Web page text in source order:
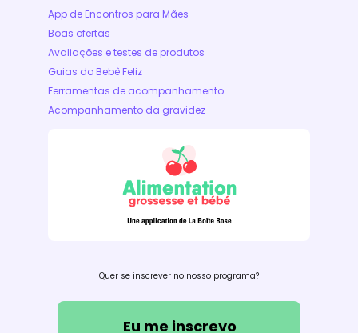
App de Encontros para Mães
Boas ofertas
Avaliações e testes de produtos
Guias do Bebê Feliz
Ferramentas de acompanhamento
Acompanhamento da gravidez
Quer se inscrever no nosso programa?
Eu me inscrevo